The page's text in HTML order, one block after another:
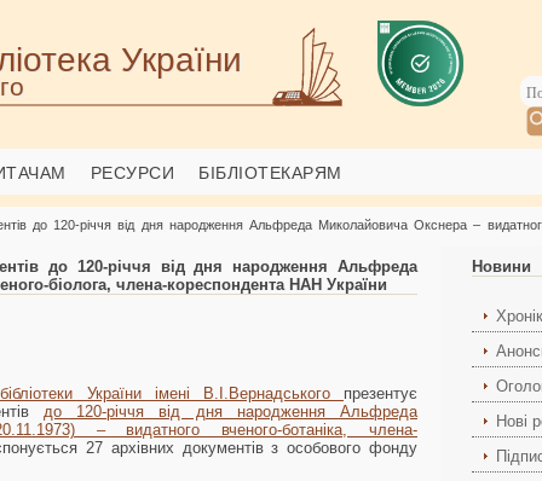
України
РЕСУРСИ БІБЛІОТЕКАРЯМ
до 120-річчя від дня народження Альфреда Миколайовича Окснера –
до 120-річчя від дня народження Альфреда
біолога, члена-кореспондента НАН України
України імені В.І.Вернадського презентує
до 120-річчя від дня народження Альфреда
– видатного вченого-ботаніка, члена-
27 архівних документів з особового фонду
Новини
Нові